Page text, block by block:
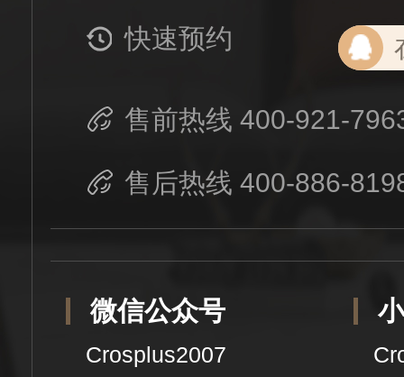
快速预约
售前热线 400-921-
售后热线 400-886-
微信公众号
Crosplus2007